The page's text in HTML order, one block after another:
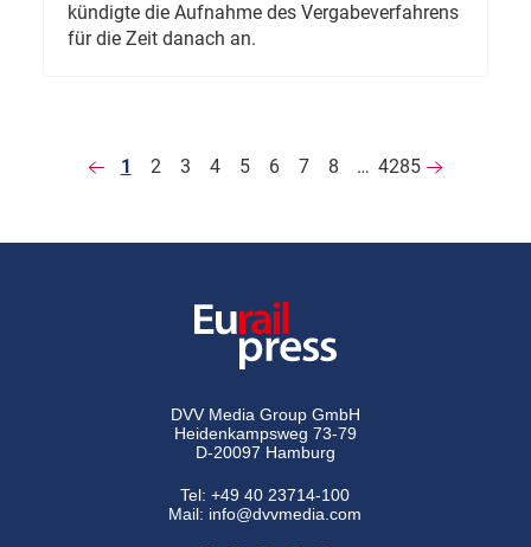
kündigte die Aufnahme des Vergabeverfahrens
für die Zeit danach an.
1 2 3 4 5 6 7 8 … 4285
DVV Media Group GmbH
Heidenkampsweg 73-79
D-20097 Hamburg
Tel:+49 40 23714-100
Mail: info@dvvmedia.com